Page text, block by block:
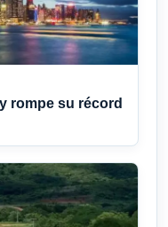
rompe su récord